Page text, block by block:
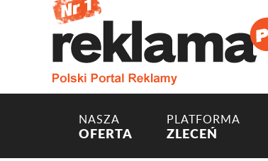
NASZA
OFERTA
PLATFORMA
ZLECEŃ